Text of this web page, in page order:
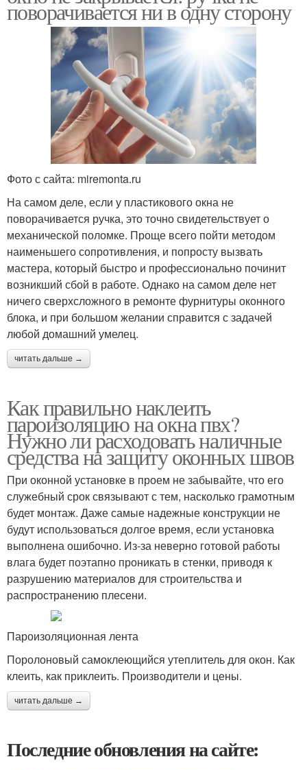
поворачивается ни в одну сторону
Фото с сайта: miremonta.ru
На самом деле, если у пластикового окна не
поворачивается ручка, это точно свидетельствует о
механической поломке. Проще всего пойти методом
наименьшего сопротивления, и попросту вызвать
мастера, который быстро и профессионально починит
возникший сбой в работе. Однако на самом деле нет
ничего сверхсложного в ремонте фурнитуры оконного
блока, и при большом желании справится с задачей
любой домашний умелец.
читать дальше →
Как правильно наклеить
пароизоляцию на окна пвх?
Нужно ли расходовать наличные
средства на защиту оконных швов
При оконной установке в проем не забывайте, что его
служебный срок связывают с тем, насколько грамотным
будет монтаж. Даже самые надежные конструкции не
будут использоваться долгое время, если установка
выполнена ошибочно. Из-за неверно готовой работы
влага будет поэтапно проникать в стенки, приводя к
разрушению материалов для строительства и
распространению плесени.
Пароизоляционная лента
Поролоновый самоклеющийся утеплитель для окон. Как
клеить, как приклеить. Производители и цены.
читать дальше →
Последние обновления на сайте: